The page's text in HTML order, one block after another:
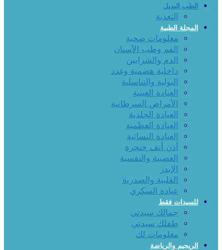
الطب البديل
التغذية
المجلة الطبية
معلومات صحية
الفم وطب الأسنان
الدم والشرايين
داخلية هضمية وغدد
البولية والتناسلية
العيادة العينية
الأمراض السرطانية
العيادة الجلدية
العيادة العظمية
العيادة النسائية
أذن أنف حنجرة
العصبية والنفسية
الإيدز
القلبية والصدرية
عيادة السكري
للسيدات فقط
جمالك سيدتي
طفلك سيدتي
معلومات لك
الريجيم والرياضة